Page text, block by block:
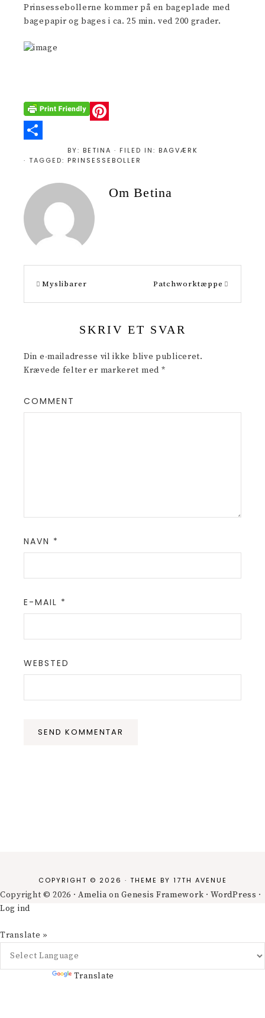
Prinsessebollerne kommer på en bageplade med
bagepapir og bages i ca. 25 min. ved 200 grader.
P
e
r
s
r
e
BY: BETINA · FILED IN: BAGVÆRK
· TAGGED: PRINSESSEBOLLER
OmBetina
Myslibarer Patchworktæppe
SKRIV ET SVAR
Din e-mailadresse vil ikke blive publiceret.
Krævede felter er markeret med *
COMMENT
NAVN *
E-MAIL *
WEBSTED
COPYRIGHT © 2026 · THEME BY 17TH AVENUE
Copyright © 2026 ·AmeliaonGenesis Framework ·WordPress ·
Log ind
Translate »
Translate